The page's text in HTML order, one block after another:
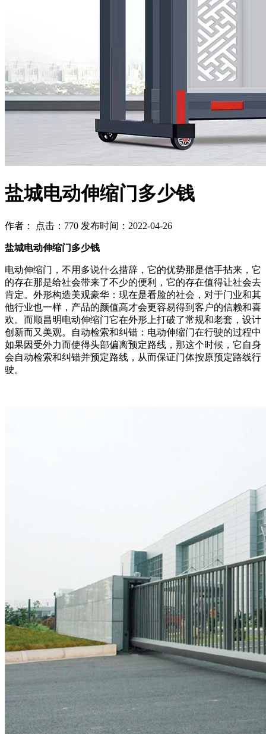
盐城电动伸缩门多少钱
作者： 点击：770 发布时间：2022-04-26
盐城电动伸缩门多少钱
电动伸缩门，不用多说什么措辞，它的优势那是信手拈来，它
的存在那是给社会带来了不少的便利，它的存在值得让社会去
肯定。外形构造美观豪华：现在是看脸的社会，对于门业和其
他行业也一样，产品的颜值高才会更容易得到客户的信赖和喜
欢。而顺昌明电动伸缩门它在外形上打破了常规和老套，设计
创新而又美观。自动检索和纠错：电动伸缩门在行驶的过程中
如果因受外力而使得头部偏离预定路线，那这个时候，它自身
会自动检索和纠错并预定路线，从而保证门体按原预定路线行
驶。